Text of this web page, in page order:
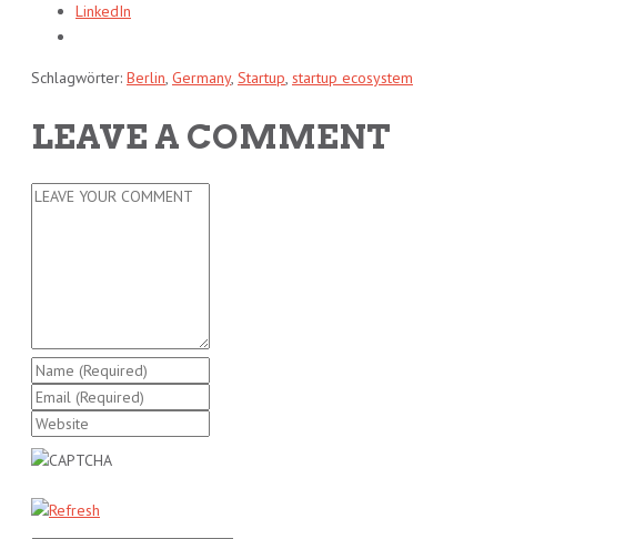
LinkedIn
Schlagwörter: Berlin, Germany, Startup, startup ecosystem
LEAVE A COMMENT